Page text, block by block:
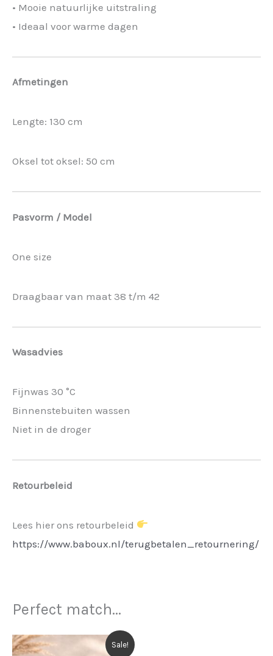
• Mooie natuurlijke uitstraling
• Ideaal voor warme dagen
Afmetingen
Lengte: 130 cm
Oksel tot oksel: 50 cm
Pasvorm / Model
One size
Draagbaar van maat 38 t/m 42
Wasadvies
Fijnwas 30 °C
Binnenstebuiten wassen
Niet in de droger
Retourbeleid
Lees hier ons retourbeleid
https://www.baboux.nl/terugbetalen_retournering/
Perfect match...
Sale!